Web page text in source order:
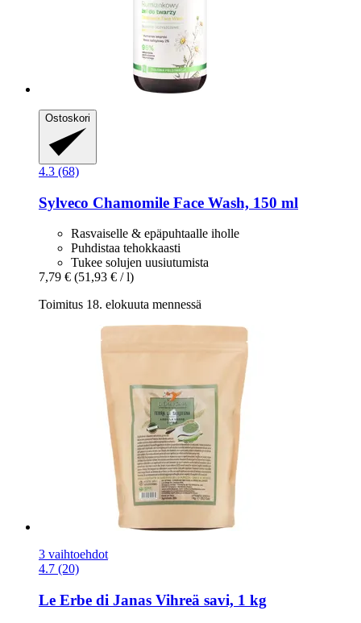
Ostoskori
4.3 (68)
Sylveco Chamomile Face Wash, 150 ml
Rasvaiselle & epäpuhtaalle iholle
Puhdistaa tehokkaasti
Tukee solujen uusiutumista
7,79 € (51,93 € / l)
Toimitus 18. elokuuta mennessä
3 vaihtoehdot
4.7 (20)
Le Erbe di Janas Vihreä savi, 1 kg